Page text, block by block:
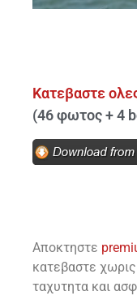
Κατεβαστε
(46 φωτος + 4
Αποκτηστε
κατεβαστε
ταχυτητα και